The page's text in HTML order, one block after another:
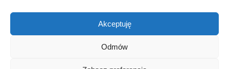
Akceptuję
Odmów